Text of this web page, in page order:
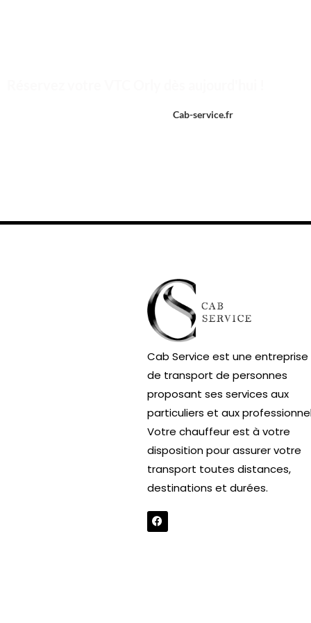
Cab-service.fr,
Cab Service est une entreprise
de transport de personnes
proposant ses services aux
particuliers et aux
Votre chauffeur est à votre
disposition pour assurer votre
transport toutes distances,
destinations et durées.